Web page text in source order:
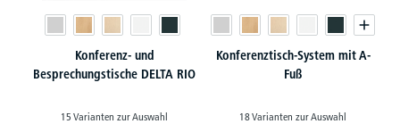
Konferenz- und
Besprechungstische DELTA RIO
15 Varianten zur Auswahl
Konferenztisch-System mit A-
Fuß
18 Varianten zur Auswahl